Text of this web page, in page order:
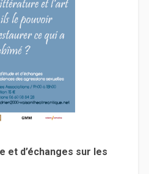
et d’échanges sur les